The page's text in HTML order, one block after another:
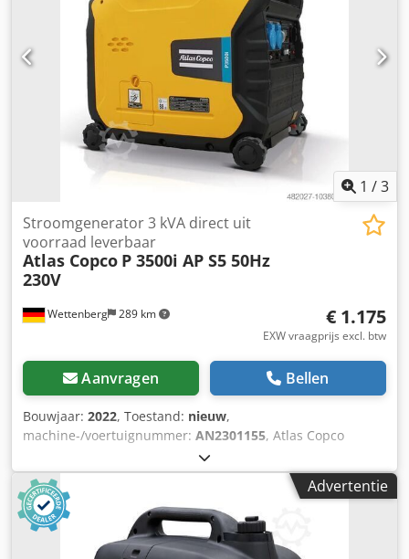
1 /3
Wettenberg 289 km
Stroomgenerator 3 kVA direct uit
voorraad leverbaar
Atlas Copco P 3500i AP S5 50Hz
230V
€ 1.175
EXW vraagprijs excl. btw
Aanvragen Bellen
Bouwjaar: 2022, Toestand: nieuw,
machine-/voertuignummer: AN2301155, Atlas Copco
P3500i stroomgenerator De Atlas Copco P3500i iP mobiele
stroomgenerator is een lichtgewicht, efficiënte en
betrouwbare bron van mobiele stroom. Dankzij de hoge
brandstofefficiëntie en compacte afmetingen is de
stroomgenerator veelzijdig inzetbaar voor dagelijks
gebruik, voor frequente afzonderlijke klussen, typisch voor
Advertentie